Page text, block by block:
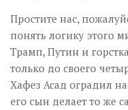
Простите нас,
понять логику этого
Трамп, Путин и
только до своего
Хафез Асад оградил
его сын делает то же